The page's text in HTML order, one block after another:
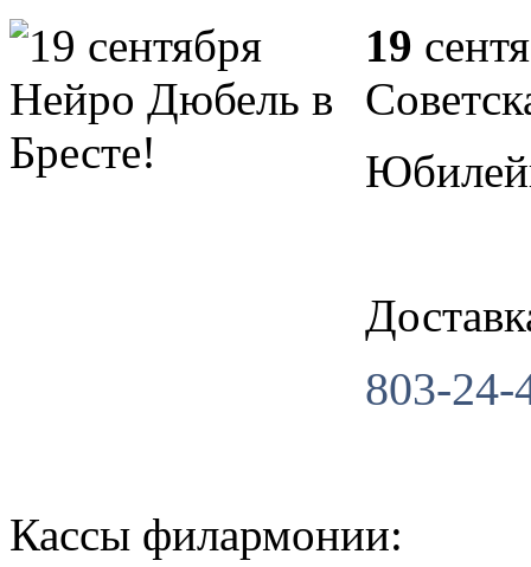
19
803-
Кассы филармонии: